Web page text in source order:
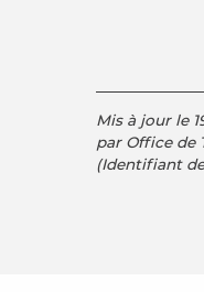
Mis à jour le
par Office de
(Identifiant